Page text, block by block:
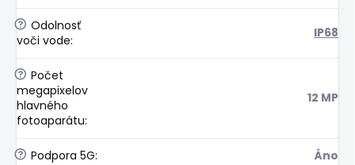
? Odolnosť
voči vode: IP68
? Počet
megapixelov
hlavného
fotoaparátu:
12 MP
? Podpora 5G: Áno